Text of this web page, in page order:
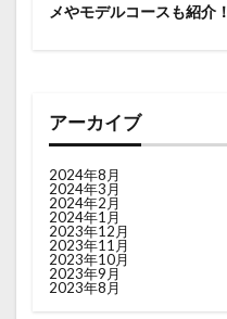
メやモデルコースも紹介！
アーカイブ
2024年8月
2024年3月
2024年2月
2024年1月
2023年12月
2023年11月
2023年10月
2023年9月
2023年8月